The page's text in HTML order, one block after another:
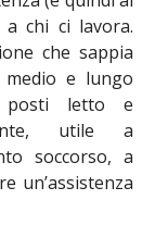
chi ci lavora.
che sappia
e lungo
posti letto e
utile a
soccorso, a
un’assistenza